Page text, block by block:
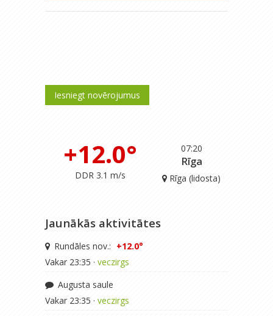
Iesniegt novērojumus
07:20
+12.0°
DDR 3.1 m/s
Rīga
Rīga (lidosta)
Jaunākās aktivitātes
Rundāles nov.: +12.0°
Vakar 23:35 · veczirgs
Augusta saule
Vakar 23:35 · veczirgs